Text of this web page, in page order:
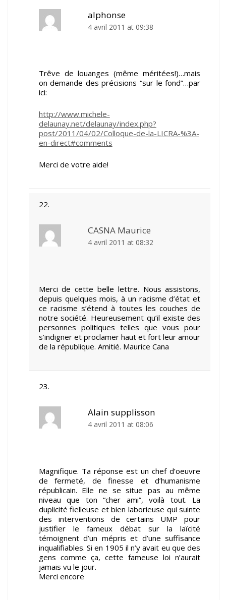
alphonse
4 avril 2011 at 09:38
Trêve de louanges (même méritées!)…mais
on demande des précisions “sur le fond”…par
ici:
http://www.michele-
delaunay.net/delaunay/index.php?
post/2011/04/02/Colloque-de-la-LICRA-%3A-
en-direct#comments
Merci de votre aide!
CASNA Maurice
4 avril 2011 at 08:32
Merci de cette belle lettre. Nous assistons,
depuis quelques mois, à un racisme d’état et
ce racisme s’étend à toutes les couches de
notre société. Heureusement qu’il existe des
personnes politiques telles que vous pour
s’indigner et proclamer haut et fort leur amour
de la république. Amitié. Maurice Cana
Alain supplisson
4 avril 2011 at 08:06
Magnifique. Ta réponse est un chef d’oeuvre
de fermeté, de finesse et d’humanisme
républicain. Elle ne se situe pas au même
niveau que ton “cher ami”, voilà tout. La
duplicité fielleuse et bien laborieuse qui suinte
des interventions de certains UMP pour
justifier le fameux débat sur la laïcité
témoignent d’un mépris et d’une suffisance
inqualifiables. Si en 1905 il n’y avait eu que des
gens comme ça, cette fameuse loi n’aurait
jamais vu le jour.
Merci encore